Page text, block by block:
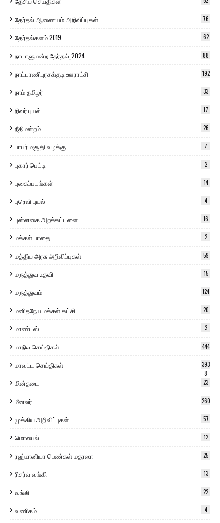
தேர்தல் ஆணையம் அறிவிப்புகள் 76
தேர்தல்களம் 2019 62
நாடாளுமன்ற தேர்தல்_2024 88
நாட்டாணிபுரசக்குடி ஊராட்சி 192
நாம் தமிழர் 33
நிவர் புயல் 17
நீதிமன்றம் 26
பாபர் மசூதி வழக்கு 7
புகார் பெட்டி 2
புகைப்படங்கள் 14
புரெவி புயல் 4
புன்னகை அறக்கட்டளை 16
மக்கள் பாதை 2
மத்திய அரசு அறிவிப்புகள் 59
மருத்துவ உதவி 15
மருத்துவம் 124
மனிதநேய மக்கள் கட்சி 20
மாண்டஸ் 3
மாநில செய்திகள் 444
மாவட்ட செய்திகள்
393
8
மின்தடை 23
மீனவர் 260
முக்கிய அறிவிப்புகள் 57
மொபைல் 12
ரஹ்மானியா பெண்கள் மதரஸா 25
ரிசர்வ் வங்கி 13
வங்கி 22
வணிகம் 4